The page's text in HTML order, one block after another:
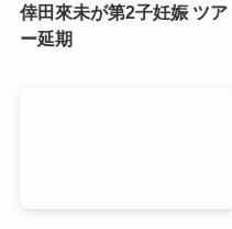
倖田來未が第2子妊娠 ツア
ー延期